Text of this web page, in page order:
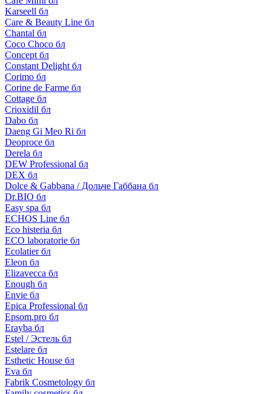
Karseell бл
Care & Beauty Line бл
Chantal бл
Coco Choco бл
Concept бл
Constant Delight бл
Corimo бл
Corine de Farme бл
Cottage бл
Crioxidil бл
Dabo бл
Daeng Gi Meo Ri бл
Deoproce бл
Derela бл
DEW Professional бл
DEX бл
Dolce & Gabbana / Дольче Габбана бл
Dr.BIO бл
Easy spa бл
ECHOS Line бл
Eco histeria бл
ECO laboratorie бл
Ecolatier бл
Eleon бл
Elizavecca бл
Enough бл
Envie бл
Epica Professional бл
Epsom.pro бл
Erayba бл
Estel / Эстель бл
Estelare бл
Esthetic House бл
Eva бл
Fabrik Cosmetology бл